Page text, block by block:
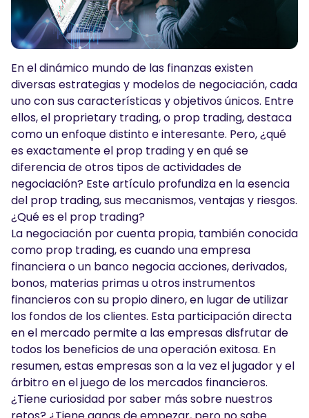
Podcasts
HERRAMIENTAS DE TRADING
Calendario Económico
Horario festivo del mercado
Iniciar sesión Regístrate
En el dinámico mundo de las finanzas existen
diversas estrategias y modelos de negociación, cada
uno con sus características y objetivos únicos. Entre
ellos, el proprietary trading, o prop trading, destaca
como un enfoque distinto e interesante. Pero, ¿qué
es exactamente el prop trading y en qué se
diferencia de otros tipos de actividades de
negociación? Este artículo profundiza en la esencia
del prop trading, sus mecanismos, ventajas y riesgos.
¿Qué es el prop trading?
La negociación por cuenta propia, también conocida
como prop trading, es cuando una empresa
financiera o un banco negocia acciones, derivados,
bonos, materias primas u otros instrumentos
financieros con su propio dinero, en lugar de utilizar
los fondos de los clientes. Esta participación directa
en el mercado permite a las empresas disfrutar de
todos los beneficios de una operación exitosa. En
resumen, estas empresas son a la vez el jugador y el
árbitro en el juego de los mercados financieros.
¿Tiene curiosidad por saber más sobre nuestros